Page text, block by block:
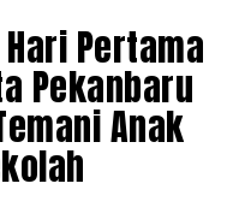
Pertama
Pekanbaru
Anak